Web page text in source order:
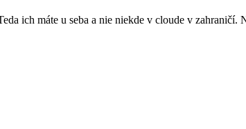
ich máte u seba a nie niekde v cloude v zahraničí.